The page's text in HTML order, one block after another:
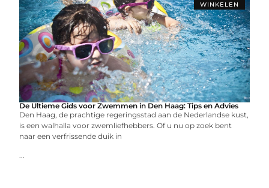
WINKELEN
De Ultieme Gids voor Zwemmen in Den Haag: Tips en Advies
Den Haag, de prachtige regeringsstad aan de Nederlandse kust,
is een walhalla voor zwemliefhebbers. Of u nu op zoek bent
naar een verfrissende duik in
...